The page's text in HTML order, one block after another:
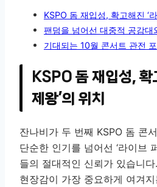
KSPO 돔 재입성, 확고해진 ‘
팬덤을 넘어선 대중적 공감대
기대되는 10월 콘서트 관전
KSPO 돔 재입성, 확
제왕’의 위치
잔나비가 두 번째 KSPO 돔 콘
단순한 인기를 넘어선 ‘라이브
들의 절대적인 신뢰가 있습니
현장감이 가장 중요하게 여겨